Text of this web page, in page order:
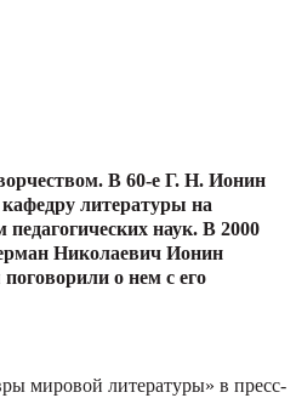
В 60-е Г. Н. Ионин
литературы на
наук. В 2000
Николаевич Ионин
о нем с его
мировой лите­ратуры» в пресс-